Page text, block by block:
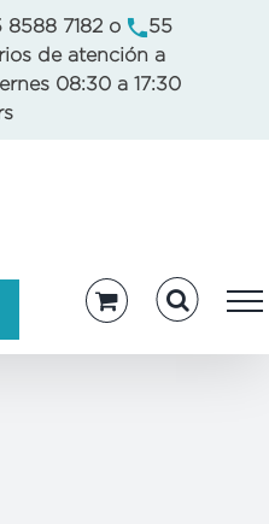
8588 7182o
55
de atención a
08:30 a 17:30